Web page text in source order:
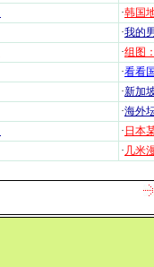
·韩国
·我的
·组图
·看看
·新加
·海外
· 日本
· 几米